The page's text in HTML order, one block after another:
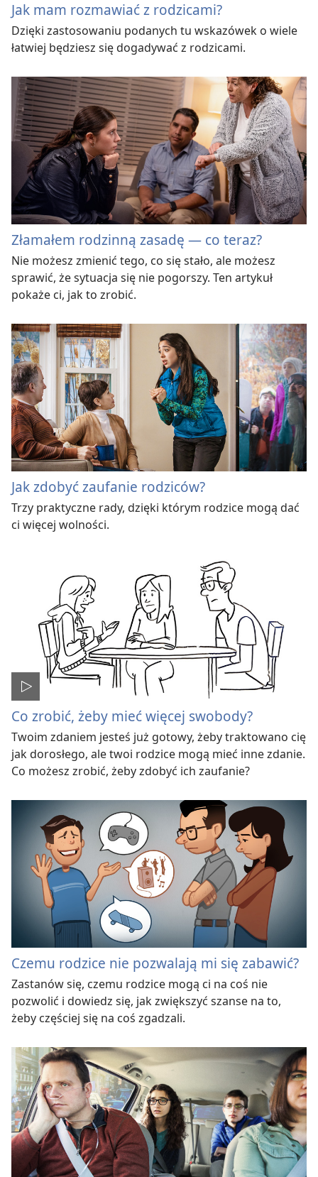
Jak mam rozmawiać z rodzicami?
Dzięki zastosowaniu podanych tu wskazówek o wiele
łatwiej będziesz się dogadywać z rodzicami.
Złamałem rodzinną zasadę — co teraz?
Nie możesz zmienić tego, co się stało, ale możesz
sprawić, że sytuacja się nie pogorszy. Ten artykuł
pokaże ci, jak to zrobić.
Jak zdobyć zaufanie rodziców?
Trzy praktyczne rady, dzięki którym rodzice mogą dać
ci więcej wolności.
Co zrobić, żeby mieć więcej swobody?
Twoim zdaniem jesteś już gotowy, żeby traktowano cię
jak dorosłego, ale twoi rodzice mogą mieć inne zdanie.
Co możesz zrobić, żeby zdobyć ich zaufanie?
Czemu rodzice nie pozwalają mi się zabawić?
Zastanów się, czemu rodzice mogą ci na coś nie
pozwolić i dowiedz się, jak zwiększyć szanse na to,
żeby częściej się na coś zgadzali.